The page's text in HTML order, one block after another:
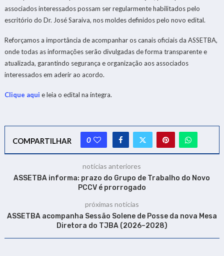
associados interessados possam ser regularmente habilitados pelo
escritório do Dr. José Saraiva, nos moldes definidos pelo novo edital.
Reforçamos a importância de acompanhar os canais oficiais da ASSETBA,
onde todas as informações serão divulgadas de forma transparente e
atualizada, garantindo segurança e organização aos associados
interessados em aderir ao acordo.
Clique aqui e leia o edital na íntegra.
COMPARTILHAR 0
notícias anteriores
ASSETBA informa: prazo do Grupo de Trabalho do Novo
PCCV é prorrogado
próximas notícias
ASSETBA acompanha Sessão Solene de Posse da nova Mesa
Diretora do TJBA (2026–2028)